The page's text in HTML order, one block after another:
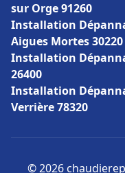
sur Orge 91260
Installation
Aigues Mortes 30220
Installation
26400
Installation
Verrière 78320
© 2026